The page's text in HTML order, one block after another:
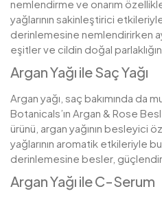
nemlendirme ve onarım
yağlarının sakinleştirici
derinlemesine nemlendirirken
eşitler ve cildin doğal
Argan Yağı ile Saç Yağı
Argan yağı, saç bakımında da
Botanicals’ın Argan & Rose
ürünü, argan yağının besleyici
yağlarının aromatik etkileriyle
derinlemesine besler, güçlendirir
Argan Yağı ile C-Serum